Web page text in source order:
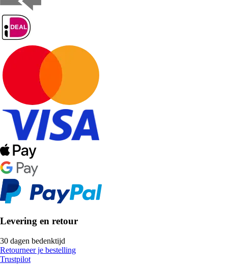
Levering en retour
30 dagen bedenktijd
Retourneer je bestelling
Trustpilot